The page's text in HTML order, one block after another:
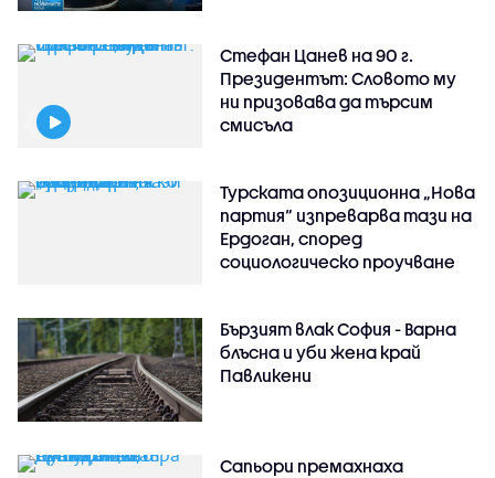
Стефан Цанев на 90 г.
Президентът: Словото му
ни призовава да търсим
смисъла
Турската опозиционна „Нова
партия“ изпреварва тази на
Ердоган, според
социологическо проучване
Бързият влак София - Варна
блъсна и уби жена край
Павликени
Сапьори премахнаха